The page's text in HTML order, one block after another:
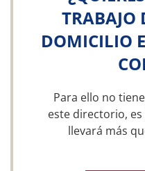
TRABAJO
DOMICILIO
Para ello no
este directorio,
llevará más